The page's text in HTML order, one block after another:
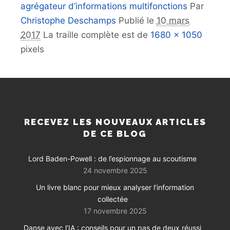
agrégateur d’informations multifonctions Par
Christophe Deschamps Publié le 10 mars
2017 La traille complète est de 1680 × 1050
pixels
RECEVEZ LES NOUVEAUX ARTICLES
DE CE BLOG
Lord Baden-Powell : de l’espionnage au scoutisme
24 novembre 2025
Un livre blanc pour mieux analyser l’information
collectée
17 novembre 2025
Danse avec l’IA : conseils pour un pas de deux réussi